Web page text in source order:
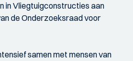
in Vliegtuigconstructies aan
de Onderzoeksraad voor
samen met mensen van